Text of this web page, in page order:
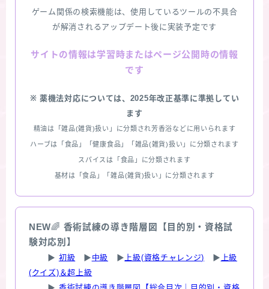
ゲーム関係の検索機能は、使用しているツールの不具合
が解消されるアップデート後に実装予定です
サイトの情報は学習時またはページ公開時の情報
です
※ 薬機法対応については、2025年改正基準に準拠してい
ます
精油は「雑品(雑貨)扱い」に分類され芳香浴などに用いられます
ハーブは「食品」「健康食品」「雑品(雑貨)扱い」に分類されます
スパイスは「食品」に分類されます
基材は「食品」「雑品(雑貨)扱い」に分類されます
NEW🌈 香術試練の導き階層図【目的別・資格試
験対応別】
▶ 初級 ▶ 中級 ▶ 上級(資格チャレンジ) ▶ 上級
(クイズ)＆超上級